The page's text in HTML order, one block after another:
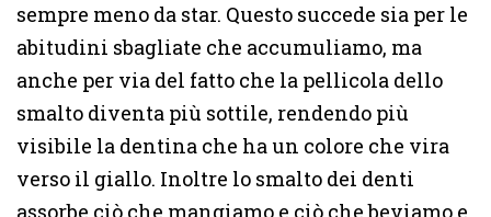
sempre meno da star. Questo succede sia per le
abitudini sbagliate che accumuliamo, ma
anche per via del fatto che la pellicola dello
smalto diventa più sottile, rendendo più
visibile la dentina che ha un colore che vira
verso il giallo. Inoltre lo smalto dei denti